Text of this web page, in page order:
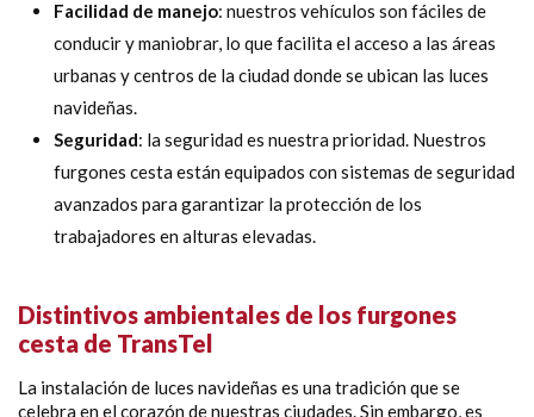
Facilidad de manejo: nuestros vehículos son fáciles de
conducir y maniobrar, lo que facilita el acceso a las áreas
urbanas y centros de la ciudad donde se ubican las luces
navideñas.
Seguridad: la seguridad es nuestra prioridad. Nuestros
furgones cesta están equipados con sistemas de seguridad
avanzados para garantizar la protección de los
trabajadores en alturas elevadas.
Distintivos ambientales de los furgones
cesta de TransTel
La instalación de luces navideñas es una tradición que se
celebra en el corazón de nuestras ciudades. Sin embargo, es